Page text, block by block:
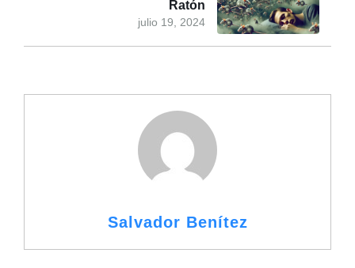
julio 19, 2024
Ratón
Salvador Benítez